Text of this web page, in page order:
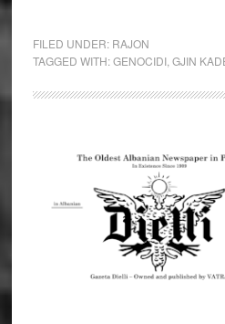
FILED UNDER: RAJON
TAGGED WITH:GENOCIDI, GJIN